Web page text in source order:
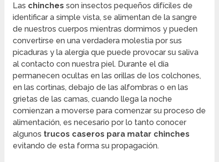
Las chinches son insectos pequeños difíciles de
identificar a simple vista, se alimentan de la sangre
de nuestros cuerpos mientras dormimos y pueden
convertirse en una verdadera molestia por sus
picaduras y la alergia que puede provocar su saliva
al contacto con nuestra piel. Durante el día
permanecen ocultas en las orillas de los colchones,
en las cortinas, debajo de las alfombras o en las
grietas de las camas, cuando llega la noche
comienzan a moverse para comenzar su proceso de
alimentación, es necesario por lo tanto conocer
algunos trucos caseros para matar chinches
evitando de esta forma su propagación.